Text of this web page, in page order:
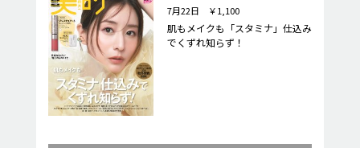
7月22日 ￥1,100
肌もメイクも「スタミナ」仕込み
でくずれ知らず！